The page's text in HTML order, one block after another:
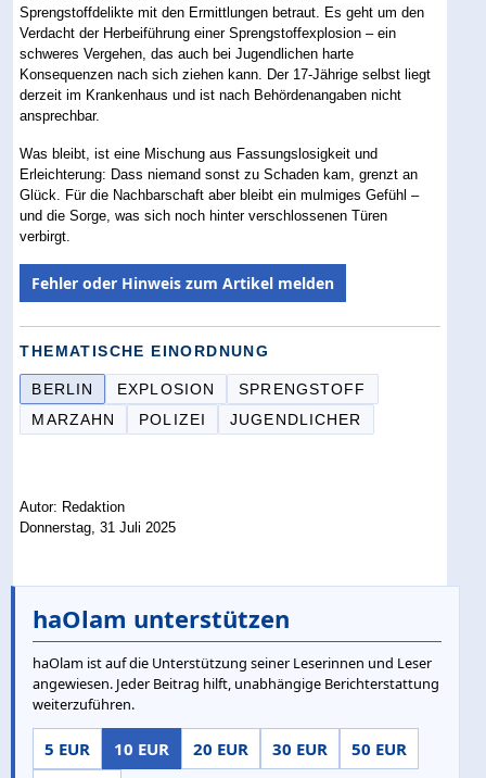
Sprengstoffdelikte mit den Ermittlungen betraut. Es geht um den
Verdacht der Herbeiführung einer Sprengstoffexplosion – ein
schweres Vergehen, das auch bei Jugendlichen harte
Konsequenzen nach sich ziehen kann. Der 17-Jährige selbst liegt
derzeit im Krankenhaus und ist nach Behördenangaben nicht
ansprechbar.
Was bleibt, ist eine Mischung aus Fassungslosigkeit und
Erleichterung: Dass niemand sonst zu Schaden kam, grenzt an
Glück. Für die Nachbarschaft aber bleibt ein mulmiges Gefühl –
und die Sorge, was sich noch hinter verschlossenen Türen
verbirgt.
Fehler oder Hinweis zum Artikel melden
THEMATISCHE EINORDNUNG
BERLIN EXPLOSION
SPRENGSTOFF
MARZAHN
POLIZEI JUGENDLICHER
Autor: Redaktion
Donnerstag, 31 Juli 2025
haOlam unterstützen
haOlam ist auf die Unterstützung seiner Leserinnen und Leser
angewiesen. Jeder Beitrag hilft, unabhängige Berichterstattung
weiterzuführen.
5 EUR 10 EUR 20 EUR 30 EUR
50 EUR